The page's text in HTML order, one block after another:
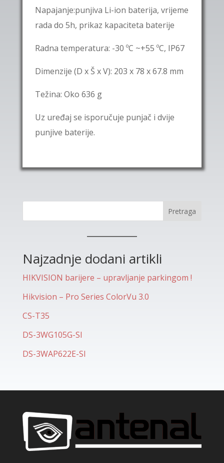
Napajanje:punjiva Li-ion baterija, vrijeme
rada do 5h, prikaz kapaciteta baterije
Radna temperatura: -30 ºC ~+55 ºC, IP67
Dimenzije (D x Š x V): 203 x 78 x 67.8 mm
Težina: Oko 636 g
Uz uređaj se isporučuje punjač i dvije
punjive baterije.
Pretraga
Najzadnje dodani artikli
HIKVISION barijere – upravljanje parkingom !
Hikvision – Pro Series ColorVu 3.0
CS-T35
DS-3WG105G-SI
DS-3WAP622E-SI